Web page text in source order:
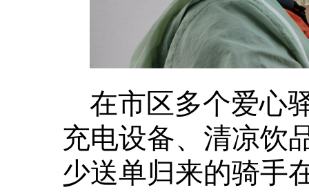
在市区多个爱心
充电设备、清凉饮
少送单归来的骑手